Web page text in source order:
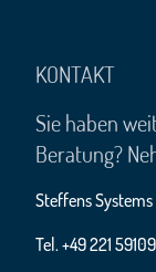
KONTAKT
Sie haben
Beratung?
Steffens
Tel. +49 221